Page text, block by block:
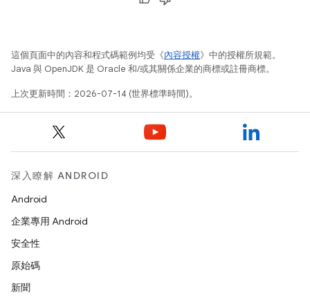
這個頁面中的內容和程式碼範例均受《內容授權》中的授權所規範。
Java 與 OpenJDK 是 Oracle 和/或其關係企業的商標或註冊商標。
上次更新時間：2026-07-14 (世界標準時間)。
深入瞭解 ANDROID
Android
企業專用 Android
安全性
原始碼
新聞